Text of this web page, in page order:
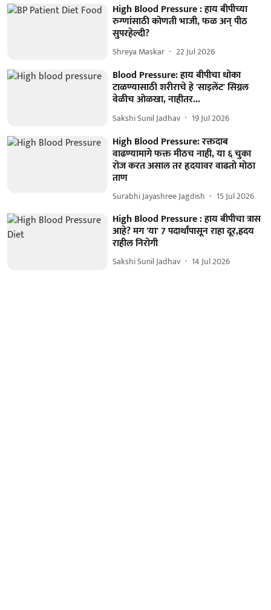
High Blood Pressure : हाय बीपीच्या
रुग्णांसाठी कोणती भाजी, फळ अन् पीठ
सुपरहेल्दी?
Shreya Maskar 22 Jul 2026
Blood Pressure: हाय बीपीचा धोका
टाळण्यासाठी शरीराचे हे 'साइलेंट' सिग्नल
वेळीच ओळखा, नाहीतर...
Sakshi Sunil Jadhav 19 Jul 2026
High Blood Pressure: रक्तदाब
वाढण्यामागे फक्त मीठच नाही, या ६ चुका
रोज करत असाल तर हृदयावर वाढतो मोठा
ताण
Surabhi Jayashree Jagdish 15 Jul 2026
High Blood Pressure : हाय बीपीचा त्रास
आहे? मग 'या' 7 पदार्थांपासून राहा दूर,ह्रदय
राहील निरोगी
Sakshi Sunil Jadhav 14 Jul 2026